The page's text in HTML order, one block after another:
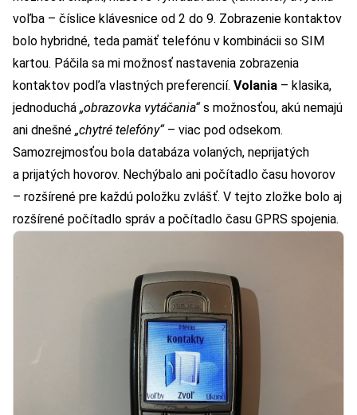
voľba – číslice klávesnice od 2 do 9. Zobrazenie kontaktov
bolo hybridné, teda pamäť telefónu v kombinácii so SIM
kartou. Páčila sa mi možnosť nastavenia zobrazenia
kontaktov podľa vlastných preferencií. Volania – klasika,
jednoduchá „obrazovka vytáčania“s možnosťou, akú nemajú
ani dnešné „chytré telefóny“ – viac pod odsekom.
Samozrejmosťou bola databáza volaných, neprijatých
a prijatých hovorov. Nechýbalo ani počítadlo času hovorov
– rozšírené pre každú položku zvlášť. V tejto zložke bolo aj
rozšírené počítadlo správ a počítadlo času GPRS spojenia.